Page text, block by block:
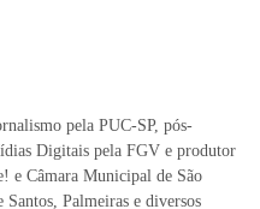
pela PUC-SP, pós-
Digitais pela FGV e produtor
e Câmara Municipal de São
Palmeiras e diversos